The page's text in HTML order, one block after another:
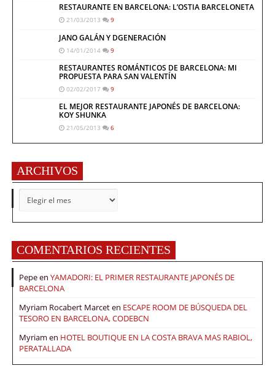
RESTAURANTE EN BARCELONA: L’OSTIA BARCELONETA
21/03/2013 9
JANO GALÁN Y DGENERACIÓN
14/01/2014 9
RESTAURANTES ROMÁNTICOS DE BARCELONA: MI
PROPUESTA PARA SAN VALENTÍN
02/02/2017 9
EL MEJOR RESTAURANTE JAPONÉS DE BARCELONA:
KOY SHUNKA
21/05/2013 6
ARCHIVOS
ARCHIVOS
COMENTARIOS RECIENTES
Pepeen YAMADORI: EL PRIMER RESTAURANTE JAPONÉS DE
BARCELONA
Myriam Rocabert Marceten ESCAPE ROOM DE BÚSQUEDA DEL
TESORO EN BARCELONA, CODEBCN
Myriam en HOTEL BOUTIQUE EN LA COSTA BRAVA MAS RABIOL,
PERATALLADA